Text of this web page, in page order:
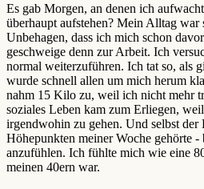
Es gab Morgen, an denen ich
überhaupt aufstehen? Mein Alltag war
Unbehagen, dass ich mich schon
geschweige denn zur Arbeit. Ich
normal weiterzuführen. Ich tat so, als
wurde schnell allen um mich herum
nahm 15 Kilo zu, weil ich nicht mehr
soziales Leben kam zum Erliegen,
irgendwohin zu gehen. Und selbst
Höhepunkten meiner Woche gehörte
anzufühlen. Ich fühlte mich wie eine
meinen 40ern war.